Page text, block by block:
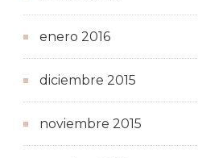
enero 2016
diciembre 2015
noviembre 2015